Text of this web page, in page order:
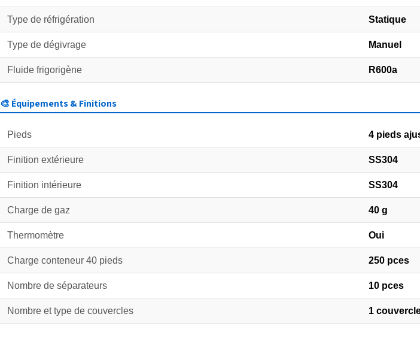
Type de réfrigération Statique
Type de dégivrage Manuel
Fluide frigorigène R600a
🎨 Équipements & Finitions
Pieds 4 pieds
Finition extérieure SS304
Finition intérieure SS304
Charge de gaz 40 g
Thermomètre Oui
Charge conteneur 40 pieds 250 pces
Nombre de séparateurs 10 pces
Nombre et type de couvercles 1